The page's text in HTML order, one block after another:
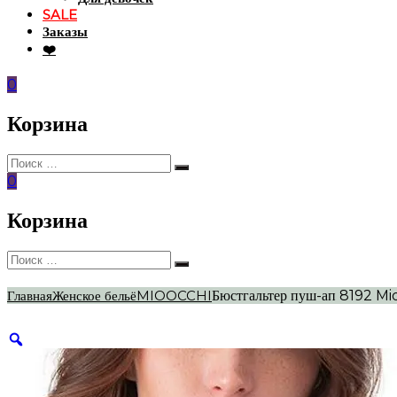
SALE
Заказы
❤️
0
Корзина
Искать:
Поиск
0
Корзина
Искать:
Поиск
ГлавнаяЖенское бельёMIOOCCHIБюстгальтер пуш-ап 8192